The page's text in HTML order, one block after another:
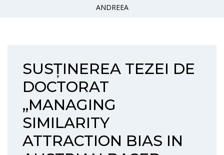
ANDREEA
SUSȚINEREA TEZEI DE
DOCTORAT
„MANAGING
SIMILARITY
ATTRACTION BIAS IN